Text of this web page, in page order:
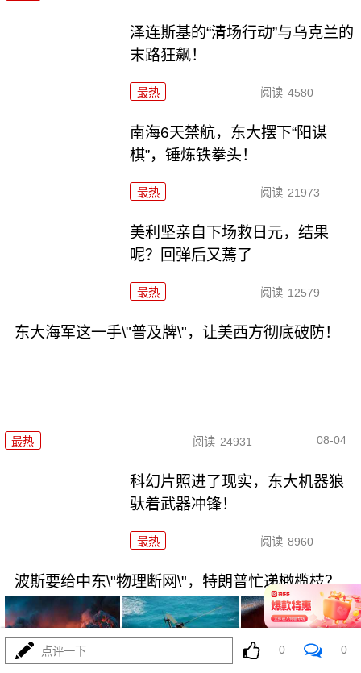
泽连斯基的“清场行动”与乌克兰的
末路狂飙！
最热 阅读 4580
南海6天禁航，东大摆下“阳谋
棋”，锤炼铁拳头！
最热 阅读 21973
美利坚亲自下场救日元，结果
呢？回弹后又蔫了
最热 阅读 12579
东大海军这一手\"普及牌\"，让美西方彻底破防！
最热 阅读 24931 08-04
科幻片照进了现实，东大机器狼
驮着武器冲锋！
最热 阅读 8960
波斯要给中东\"物理断网\"，特朗普忙递橄榄枝？
点评一下 0 0